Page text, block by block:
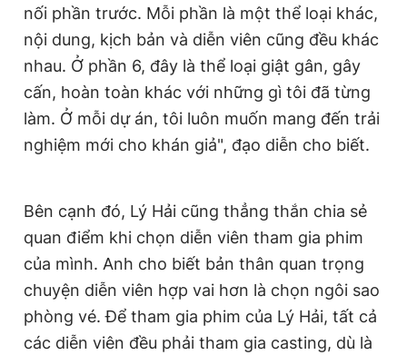
nối phần trước. Mỗi phần là một thể loại khác,
nội dung, kịch bản và diễn viên cũng đều khác
nhau. Ở phần 6, đây là thể loại giật gân, gây
cấn, hoàn toàn khác với những gì tôi đã từng
làm. Ở mỗi dự án, tôi luôn muốn mang đến trải
nghiệm mới cho khán giả", đạo diễn cho biết.
Bên cạnh đó, Lý Hải cũng thẳng thắn chia sẻ
quan điểm khi chọn diễn viên tham gia phim
của mình. Anh cho biết bản thân quan trọng
chuyện diễn viên hợp vai hơn là chọn ngôi sao
phòng vé. Để tham gia phim của Lý Hải, tất cả
các diễn viên đều phải tham gia casting, dù là